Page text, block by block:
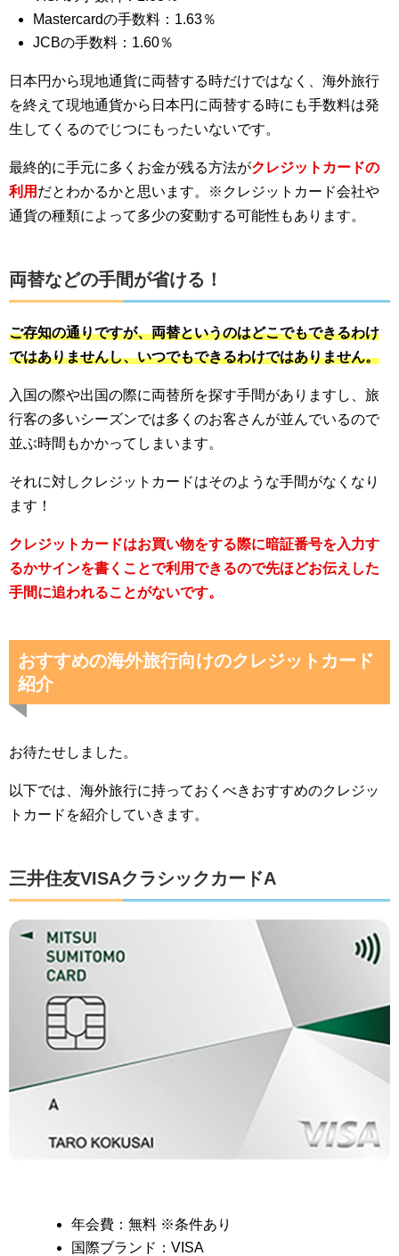
Mastercardの手数料：1.63％
JCBの手数料：1.60％
日本円から現地通貨に両替する時だけではなく、海外旅行
を終えて現地通貨から日本円に両替する時にも手数料は発
生してくるのでじつにもったいないです。
最終的に手元に多くお金が残る方法がクレジットカードの
利用 だとわかるかと思います。※クレジットカード会社や
通貨の種類によって多少の変動する可能性もあります。
両替などの手間が省ける！
ご存知の通りですが、両替というのはどこでもできるわけ
ではありませんし、いつでもできるわけではありません。
入国の際や出国の際に両替所を探す手間がありますし、旅
行客の多いシーズンでは多くのお客さんが並んでいるので
並ぶ時間もかかってしまいます。
それに対しクレジットカードはそのような手間がなくなり
ます！
クレジットカードはお買い物をする際に暗証番号を入力す
るかサインを書くことで利用できるので先ほどお伝えした
手間に追われることがないです。
おすすめの海外旅行向けのクレジットカード
紹介
お待たせしました。
以下では、海外旅行に持っておくべきおすすめのクレジッ
トカードを紹介していきます。
三井住友VISAクラシックカードA
年会費：無料 ※条件あり
国際ブランド：VISA